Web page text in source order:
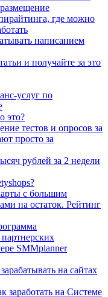
где можно
написанием
и получайте за это
услуг по
это?
тестов и опросов за
просто за
рублей за 2 недели
с большим
на остаток. Рейтинг
SMMplanner
на сайтах
заработать на Системе